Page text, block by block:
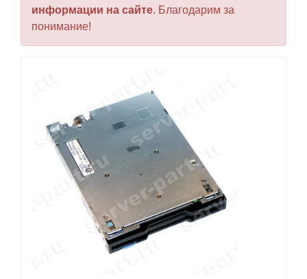
информации на сайте. Благодарим за
понимание!